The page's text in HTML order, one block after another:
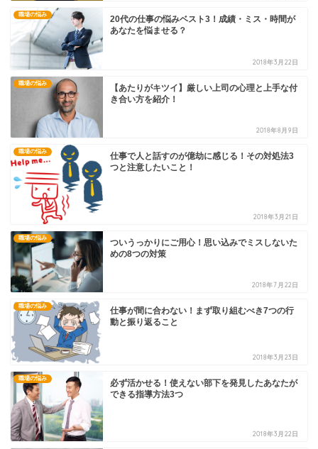
職場の悩み
20代の仕事の悩みベスト3！成績・ミス・時間が
あなたを悩ませる？
2018年3月22日
職場の悩み
【あたりがキツイ】厳しい上司の心理と上手な付
き合い方を紹介！
2018年8月9日
職場の悩み
仕事で人と話すのが億劫に感じる！その対処法3
つと注意したいこと！
2018年3月21日
職場の悩み
ついうっかりにご用心！思い込みでミスしないた
めの8つの対策
2018年7月22日
職場の悩み
仕事が間に合わない！まず取り組むべき7つの行
動と振り返ること
2018年3月23日
職場の悩み
必ず活かせる！使えない部下を発見したあなたが
できる指導方法3つ
2018年3月22日